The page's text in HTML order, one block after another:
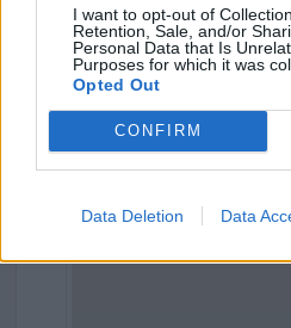
I want to opt-out of
Retention, Sale, and/or
Personal Data that Is
Purposes for which it was
Opted Out
CONFIRM
Data Deletion Data
Regione:Valle